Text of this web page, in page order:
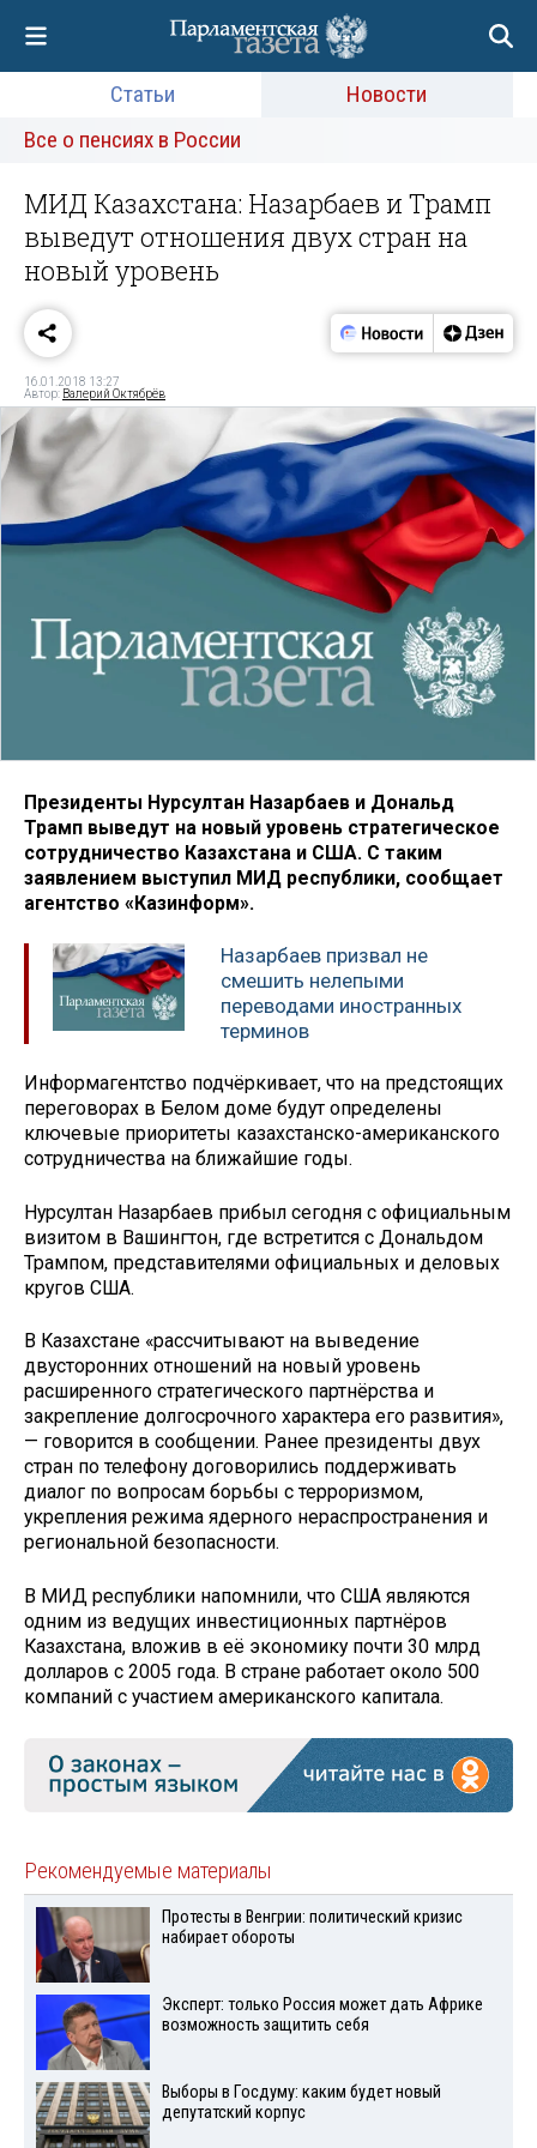
Статьи
Новости
Все о пенсиях в России
МИД Казахстана: Назарбаев и Трамп
выведут отношения двух стран на
новый уровень
16.01.2018 13:27
Автор: Валерий Октябрёв
Президенты Нурсултан Назарбаев и Дональд
Трамп выведут на новый уровень стратегическое
сотрудничество Казахстана и США. С таким
заявлением выступил МИД республики, сообщает
агентство «Казинформ».
Назарбаев призвал не
смешить нелепыми
переводами иностранных
терминов
Информагентство подчёркивает, что на предстоящих
переговорах в Белом доме будут определены
ключевые приоритеты казахстанско-американского
сотрудничества на ближайшие годы.
Нурсултан Назарбаев прибыл сегодня с официальным
визитом в Вашингтон, где встретится с Дональдом
Трампом, представителями официальных и деловых
кругов США.
В Казахстане «рассчитывают на выведение
двусторонних отношений на новый уровень
расширенного стратегического партнёрства и
закрепление долгосрочного характера его развития»,
— говорится в сообщении. Ранее президенты двух
стран по телефону договорились поддерживать
диалог по вопросам борьбы с терроризмом,
укрепления режима ядерного нераспространения и
региональной безопасности.
В МИД республики напомнили, что США являются
одним из ведущих инвестиционных партнёров
Казахстана, вложив в её экономику почти 30 млрд
долларов с 2005 года. В стране работает около 500
компаний с участием американского капитала.
Рекомендуемые материалы
Протесты в Венгрии: политический кризис
набирает обороты
Эксперт: только Россия может дать Африке
возможность защитить себя
Выборы в Госдуму: каким будет новый
депутатский корпус